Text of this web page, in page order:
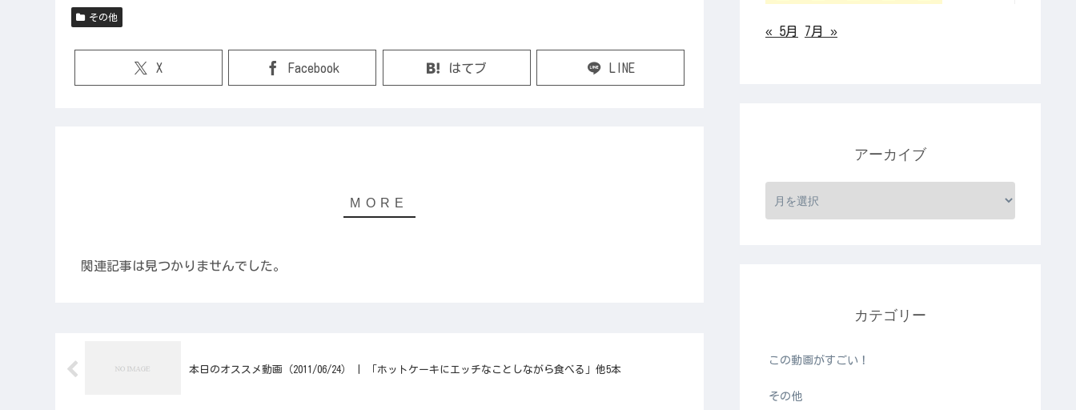
その他
X Facebook はてブ LINE
関連記事は見つかりませんでした。
本日のオススメ動画（2011/06/24） | 「ホットケーキにエッチなことしながら食べる」他5本
« 5月 7月 »
アーカイブ
カテゴリー
この動画がすごい！
その他